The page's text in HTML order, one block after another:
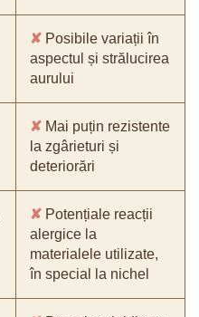
✘ Posibile variații în
aspectul și strălucirea
aurului
✘ Mai puțin rezistente
la zgârieturi și
deteriorări
✘ Potențiale reacții
alergice la
materialele utilizate,
în special la nichel